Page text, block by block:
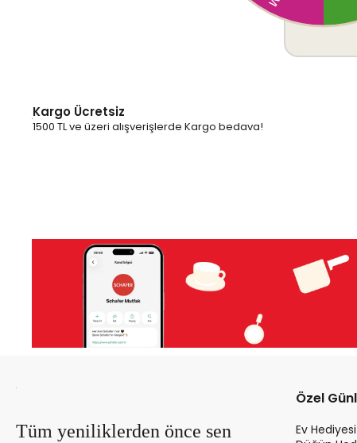
Kargo Ücretsiz
1500 TL ve üzeri alışverişlerde Kargo bedava!
Tüm yeniliklerden önce sen
Özel
Ev Hediyesi